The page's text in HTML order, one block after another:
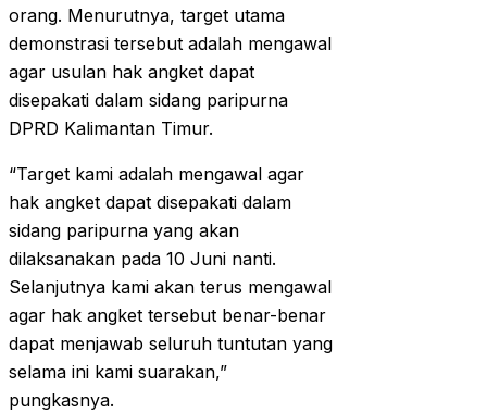
orang. Menurutnya, target utama
demonstrasi tersebut adalah mengawal
agar usulan hak angket dapat
disepakati dalam sidang paripurna
DPRD Kalimantan Timur.
“Target kami adalah mengawal agar
hak angket dapat disepakati dalam
sidang paripurna yang akan
dilaksanakan pada 10 Juni nanti.
Selanjutnya kami akan terus mengawal
agar hak angket tersebut benar-benar
dapat menjawab seluruh tuntutan yang
selama ini kami suarakan,”
pungkasnya.